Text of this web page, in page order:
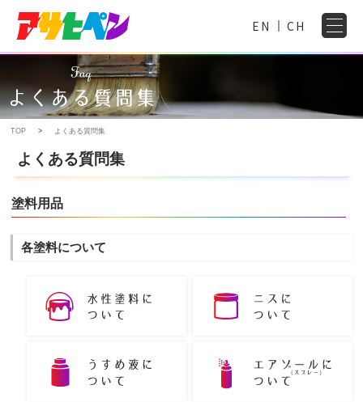
EN CH
TOP よくある質問集
よくある質問集
塗料用品
各塗料について